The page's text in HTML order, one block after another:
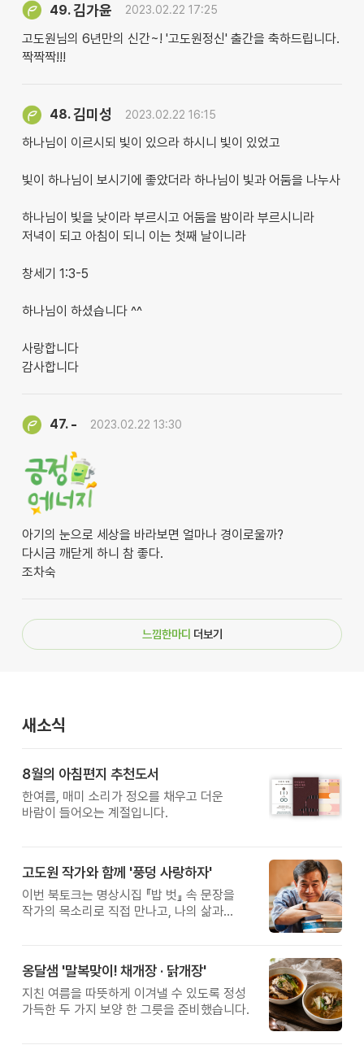
49.김가윤 2023.02.22 17:25
고도원님의 6년만의 신간~! '고도원정신' 출간을 축하드립니다.
짝짝짝!!!
48.김미성 2023.02.22 16:15
하나님이 이르시되 빛이 있으라 하시니 빛이 있었고
빛이 하나님이 보시기에 좋았더라 하나님이 빛과 어둠을 나누사
하나님이 빛을 낮이라 부르시고 어둠을 밤이라 부르시니라
저녁이 되고 아침이 되니 이는 첫째 날이니라
창세기 1:3-5
하나님이 하셨습니다 ^^
사랑합니다
감사합니다
47. - 2023.02.22 13:30
아기의 눈으로 세상을 바라보면 얼마나 경이로울까?
다시금 깨닫게 하니 참 좋다.
조차숙
느낌한마디 더보기
새소식
8월의 아침편지 추천도서
한여름, 매미 소리가 정오를 채우고 더운
바람이 들어오는 계절입니다.
고도원 작가와 함께 '풍덩 사랑하자'
이번 북토크는 명상시집 『밥 벗』 속 문장을
작가의 목소리로 직접 만나고, 나의 삶과
옹달샘 '말복맞이! 채개장 · 닭개장'
지친 여름을 따뜻하게 이겨낼 수 있도록 정성
가득한 두 가지 보양 한 그릇을 준비했습니다.